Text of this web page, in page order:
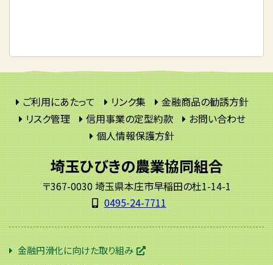
ご利用にあたって リンク集
金融商品の勧誘方針
リスク管理
信用事業の定型約款
お問い合わせ
個人情報保護方針
埼玉ひびきの農業協同組合
〒367-0030 埼玉県本庄市早稲田の杜1-14-1
0495-24-7711
金融円滑化に向けた取り組み